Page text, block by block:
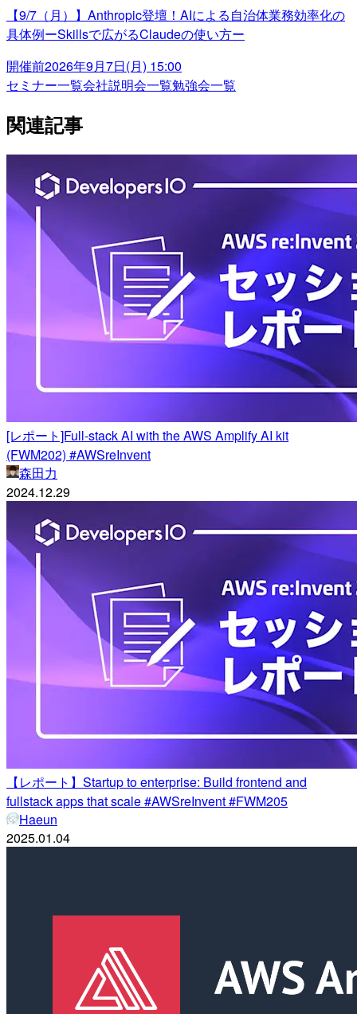
【9/7（月）】Anthropic登壇！AIによる自治体業務効率化の
具体例ーSkillsで広がるClaudeの使い方ー
開催前2026年9月7日(月) 15:00
セミナー一覧会社説明会一覧勉強会一覧
関連記事
[レポート]Full-stack AI with the AWS Amplify AI kit
(FWM202) #AWSreInvent
森田力
2024.12.29
【レポート】Startup to enterprise: Build frontend and
fullstack apps that scale #AWSreInvent #FWM205
Haeun
2025.01.04